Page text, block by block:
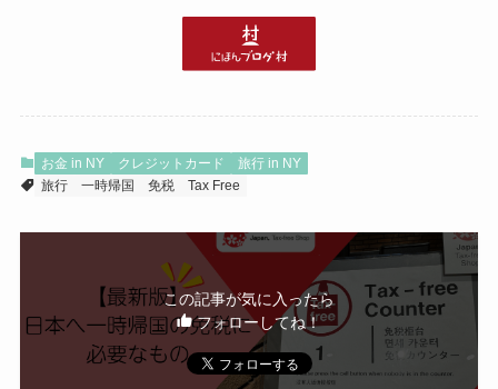
お金 in NY クレジットカード
旅行 in NY
旅行
一時帰国 免税 Tax Free
この記事が気に入ったら
フォローしてね！